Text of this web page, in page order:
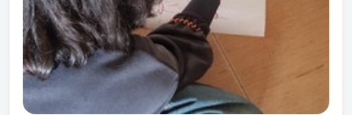
получать
и работы!